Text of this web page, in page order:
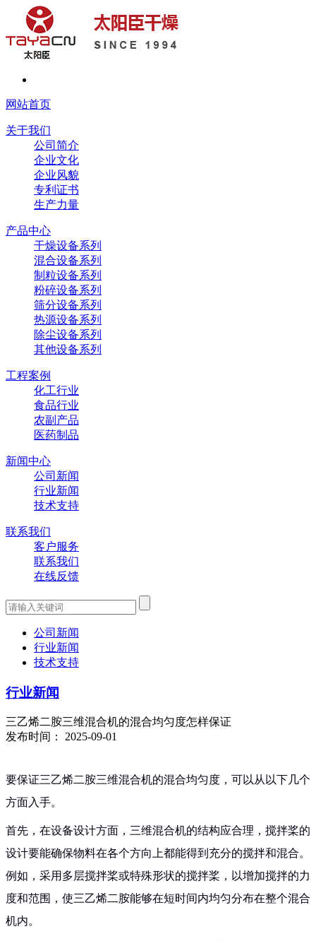
网站首页
关于我们
公司简介
企业文化
企业风貌
专利证书
生产力量
产品中心
干燥设备系列
混合设备系列
制粒设备系列
粉碎设备系列
筛分设备系列
热源设备系列
除尘设备系列
其他设备系列
工程案例
化工行业
食品行业
农副产品
医药制品
新闻中心
公司新闻
行业新闻
技术支持
联系我们
客户服务
联系我们
在线反馈
公司新闻
行业新闻
技术支持
行业新闻
三乙烯二胺三维混合机的混合均匀度怎样保证
发布时间： 2025-09-01
要保证三乙烯二胺三维混合机的混合均匀度，可以从以下几个
方面入手。
首先，在设备设计方面，三维混合机的结构应合理，搅拌桨的
设计要能确保物料在各个方向上都能得到充分的搅拌和混合。
例如，采用多层搅拌桨或特殊形状的搅拌桨，以增加搅拌的力
度和范围，使三乙烯二胺能够在短时间内均匀分布在整个混合
机内。